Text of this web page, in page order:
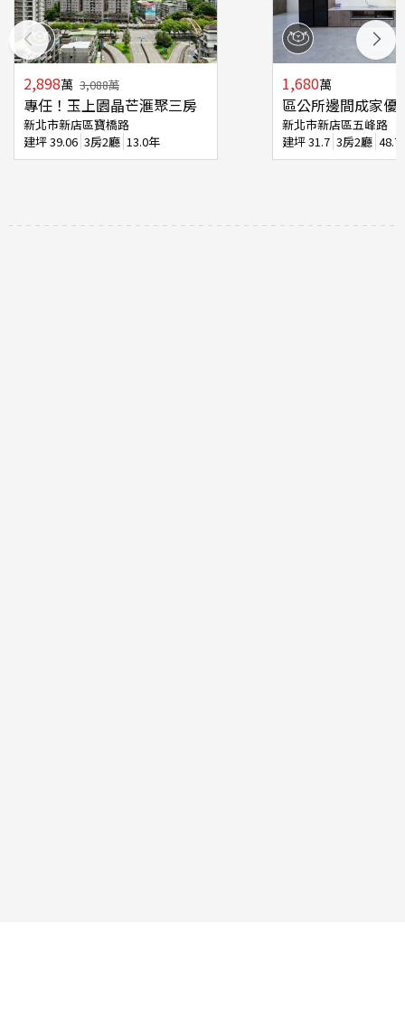
2,898萬 3,088萬
專任！玉上園晶芒滙聚三房
新北市新店區寶橋路
建坪39.06 3房2廳 13.0年
1,680萬
區公所邊間成家優
新北市新店區五峰路
建坪31.7 3房2廳 48.7